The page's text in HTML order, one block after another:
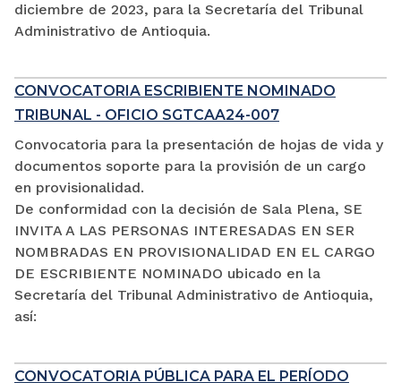
diciembre de 2023, para la Secretaría del Tribunal
Administrativo de Antioquia.
CONVOCATORIA ESCRIBIENTE NOMINADO
TRIBUNAL - OFICIO SGTCAA24-007
Convocatoria para la presentación de hojas de vida y
documentos soporte para la provisión de un cargo
en provisionalidad.
De conformidad con la decisión de Sala Plena, SE
INVITA A LAS PERSONAS INTERESADAS EN SER
NOMBRADAS EN PROVISIONALIDAD EN EL CARGO
DE ESCRIBIENTE NOMINADO ubicado en la
Secretaría del Tribunal Administrativo de Antioquia,
así:
CONVOCATORIA PÚBLICA PARA EL PERÍODO